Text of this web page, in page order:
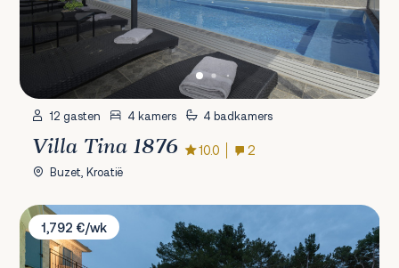
12 gasten 4 kamers 4 badkamers
Villa Tina 1876 10.0 2
Buzet, Kroatië
Villa LaDora
1,792 €/wk